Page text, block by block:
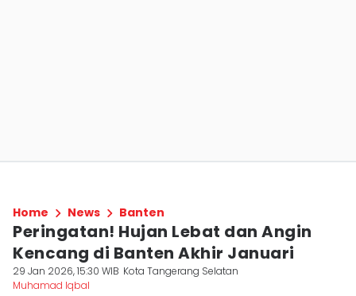
Home News Banten
Peringatan! Hujan Lebat dan Angin
Kencang di Banten Akhir Januari
29 Jan 2026, 15:30 WIB Kota Tangerang Selatan
Muhamad Iqbal